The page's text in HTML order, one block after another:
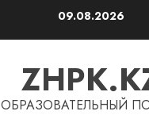
09.08.2026
ОБРАЗОВАТЕЛЬНЫЙ